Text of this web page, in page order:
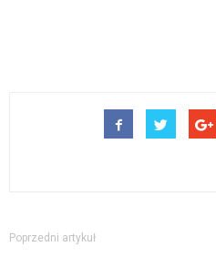
Poprzedni artykuł